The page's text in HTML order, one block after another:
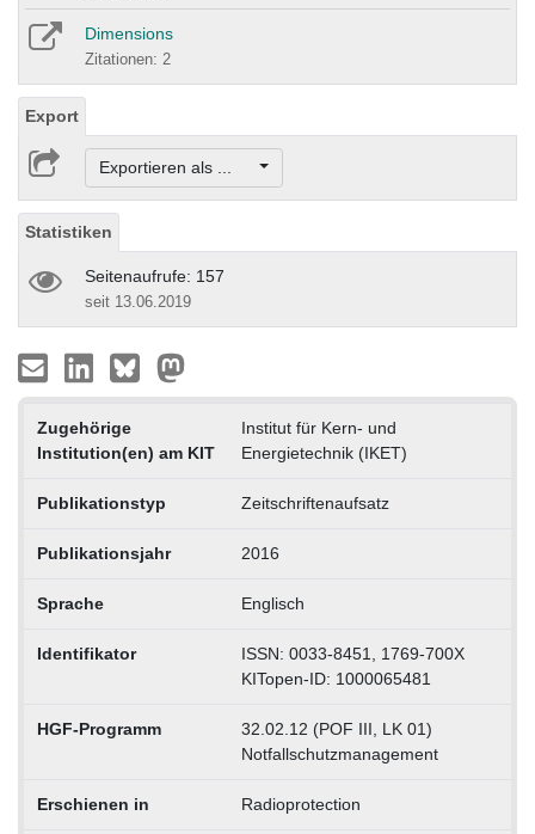
Dimensions
Zitationen: 2
Export
Exportieren als ...
Statistiken
Seitenaufrufe: 157
seit 13.06.2019
Zugehörige
Institution(en) am KIT
Institut für Kern- und
Energietechnik (IKET)
Publikationstyp Zeitschriftenaufsatz
Publikationsjahr 2016
Sprache Englisch
Identifikator
ISSN: 0033-8451, 1769-700X
KITopen-ID: 1000065481
HGF-Programm
32.02.12 (POF III, LK 01)
Notfallschutzmanagement
Erschienen in Radioprotection